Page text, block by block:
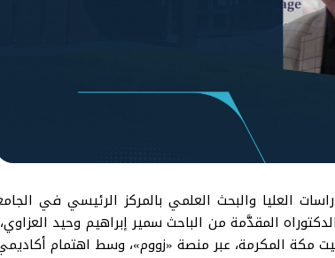
المقدَّمة من الباحث سمير إبراهيم وحيد
مكة المكرمة، عبر منصة «زووم»، وسط اهتمام